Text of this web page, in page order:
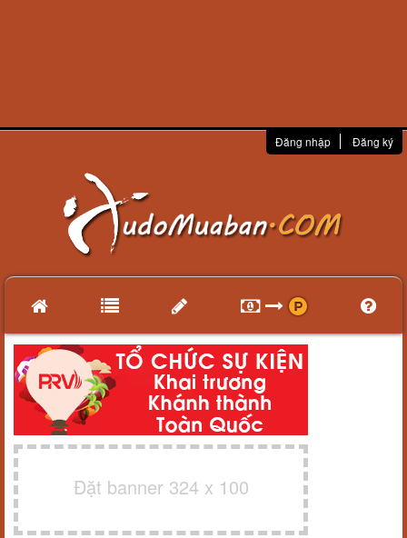
Đăng nhập Đăng ký
Đặt banner 324 x 100